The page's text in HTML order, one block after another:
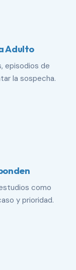
Adulto
episodios de
la sospecha.
como
y prioridad.